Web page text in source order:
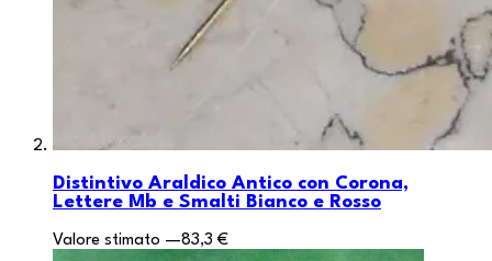
Distintivo Araldico Antico con Corona,
Lettere Mb e Smalti Bianco e Rosso
Valore stimato —83,3 €